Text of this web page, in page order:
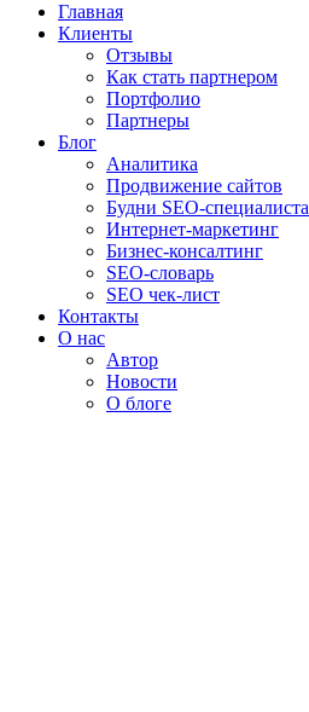
Главная
Клиенты
Отзывы
Как стать партнером
Портфолио
Партнеры
Блог
Аналитика
Продвижение сайтов
Будни SEO-специалиста
Интернет-маркетинг
Бизнес-консалтинг
SEO-словарь
SEO чек-лист
Контакты
О нас
Автор
Новости
О блоге